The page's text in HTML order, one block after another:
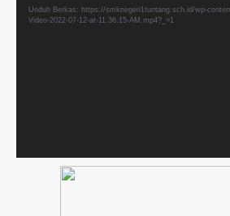
Unduh Berkas: https://smknegeri1tuntang.sch.id/wp-
Video-2022-07-12-at-11.36.15-AM.mp4?_=1